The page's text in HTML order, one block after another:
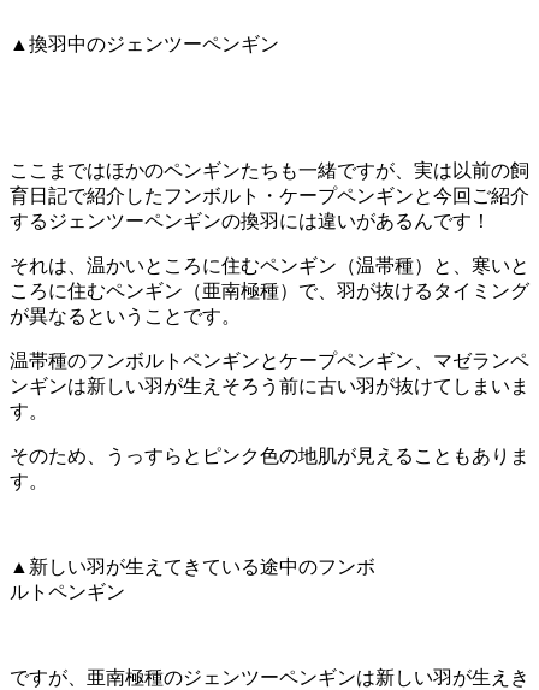
▲換羽中のジェンツーペンギン
ここまではほかのペンギンたちも一緒ですが、実は以前の飼
育日記で紹介したフンボルト・ケープペンギンと今回ご紹介
するジェンツーペンギンの換羽には違いがあるんです！
それは、温かいところに住むペンギン（温帯種）と、寒いと
ころに住むペンギン（亜南極種）で、羽が抜けるタイミング
が異なるということです。
温帯種のフンボルトペンギンとケープペンギン、マゼランペ
ンギンは新しい羽が生えそろう前に古い羽が抜けてしまいま
す。
そのため、うっすらとピンク色の地肌が見えることもありま
す。
▲新しい羽が生えてきている途中のフンボ
ルトペンギン
ですが、亜南極種のジェンツーペンギンは新しい羽が生えき